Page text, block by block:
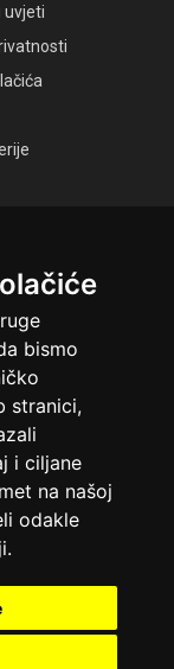
bismo
stranici,
i ciljane
na našoj
odakle
uvjeti